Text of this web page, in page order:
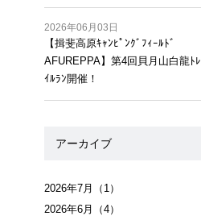
2026年06月03日
【揖斐高原ｷｬﾝﾋﾟﾝｸﾞﾌｨｰﾙﾄﾞ
AFUREPPA】第4回貝月山白龍ﾄﾚ
ｲﾙﾗﾝ開催！
アーカイブ
2026年7月
（1）
2026年6月
（4）